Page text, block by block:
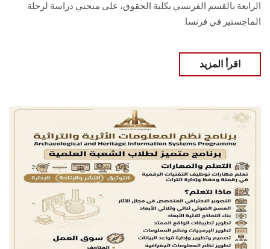
الرابعة بالقسم الفرنسي بكلية الحقوق، على منحتي دراسة لرحلة
الماجستير في فرنسا.
اقرأ المزيد